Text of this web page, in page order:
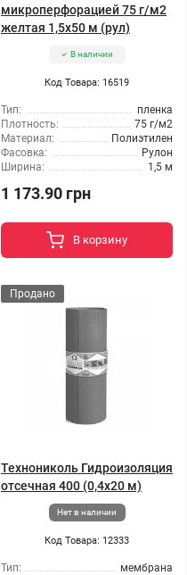
микроперфорацией 75 г/м2
желтая 1,5x50 м (рул)
В наличии
Код Товара: 16519
Тип:
пленка
Плотность:
75 г/м2
Материал:
Полиэтилен
Фасовка:
Рулон
Ширина:
1,5 м
1 173.90 грн
В корзину
Продано
Технониколь Гидроизоляция
отсечная 400 (0,4х20 м)
Нет в наличии
Код Товара: 12333
Тип:
мембрана